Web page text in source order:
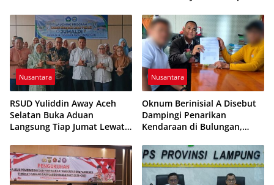
Nusantara
RSUD Yuliddin Away Aceh
Selatan Buka Aduan
Langsung Tiap Jumat Lewat
Nusantara
Oknum Berinisial A Disebut
Dampingi Penarikan
Kendaraan di Bulungan,